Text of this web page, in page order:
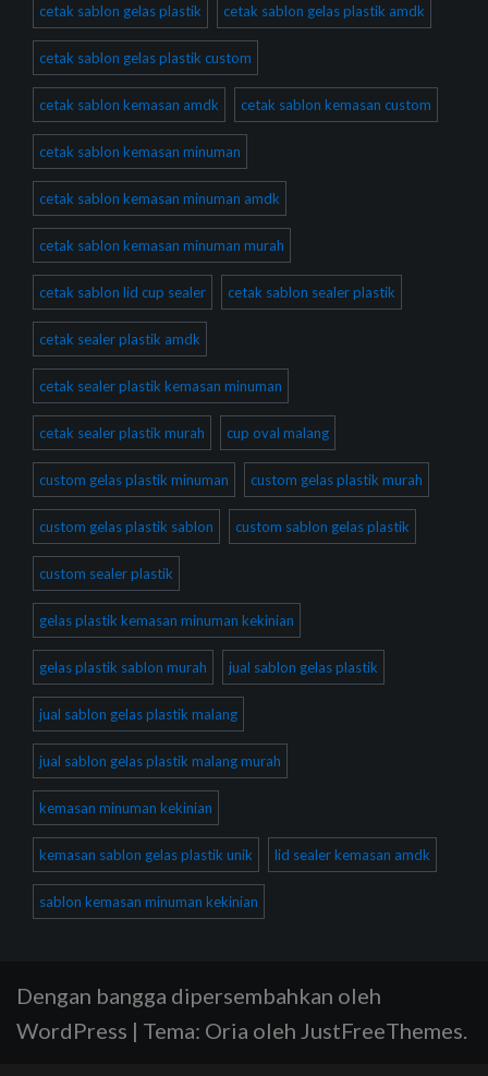
cetak sablon gelas plastik cetak sablon gelas plastik amdk
cetak sablon gelas plastik custom
cetak sablon kemasan amdk cetak sablon kemasan custom
cetak sablon kemasan minuman
cetak sablon kemasan minuman amdk
cetak sablon kemasan minuman murah
cetak sablon lid cup sealer cetak sablon sealer plastik
cetak sealer plastik amdk
cetak sealer plastik kemasan minuman
cetak sealer plastik murah cup oval malang
custom gelas plastik minuman custom gelas plastik murah
custom gelas plastik sablon custom sablon gelas plastik
custom sealer plastik
gelas plastik kemasan minuman kekinian
gelas plastik sablon murah jual sablon gelas plastik
jual sablon gelas plastik malang
jual sablon gelas plastik malang murah
kemasan minuman kekinian
kemasan sablon gelas plastik unik lid sealer kemasan amdk
sablon kemasan minuman kekinian
Dengan bangga dipersembahkan oleh
WordPress | Tema: Oria oleh JustFreeThemes.